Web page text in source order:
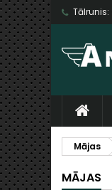
Tālrunis:
Mājas
MĀJAS